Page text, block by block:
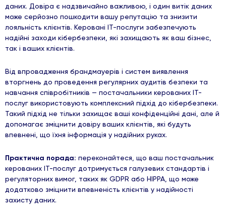
даних. Довіра є надзвичайно важливою, і один витік даних
може серйозно пошкодити вашу репутацію та знизити
лояльність клієнтів. Керовані ІТ-послуги забезпечують
надійні заходи кібербезпеки, які захищають як ваш бізнес,
так і ваших клієнтів.
Від впровадження брандмауерів і систем виявлення
вторгнень до проведення регулярних аудитів безпеки та
навчання співробітників — постачальники керованих ІТ-
послуг використовують комплексний підхід до кібербезпеки.
Такий підхід не тільки захищає ваші конфіденційні дані, але й
допомагає зміцнити довіру ваших клієнтів, які будуть
впевнені, що їхня інформація у надійних руках.
Практична порада: переконайтеся, що ваш постачальник
керованих ІТ-послуг дотримується галузевих стандартів і
регуляторних вимог, таких як GDPR або HIPPA, що може
додатково зміцнити впевненість клієнтів у надійності
захисту даних.